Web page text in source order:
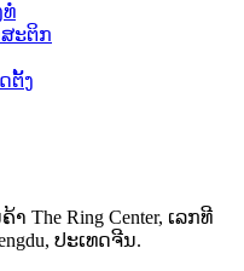
ທໍ່
ສະຕິກ
ຕັ້ງ
The Ring Center, ເລກທີ
ປະເທດຈີນ.